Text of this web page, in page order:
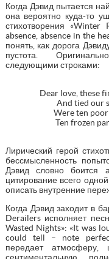
Когда Дэвид пытается
она вероятно куда-то
стихотворения
absence, absence in the
понять, как дорога
пустота.
следующими строками:
Dear love, these
And tied our
Were ten
Ten frozen
Лирический герой
бессмысленность
Дэвид словно боится
цитирование всего
описать внутренние
Когда Дэвид заходит в
Derailers исполняет
Wasted Nights»: «It was
could tell – note
передает
сентиментальную,